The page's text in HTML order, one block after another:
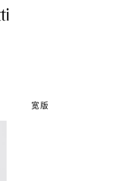
宽版